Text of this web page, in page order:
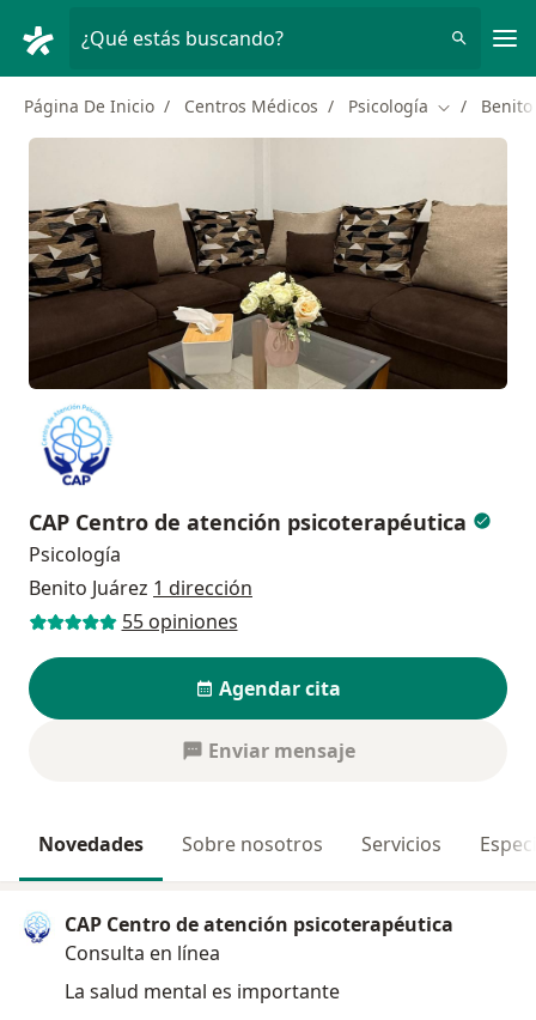
¿Qué estás buscando?
Página De Inicio Centros Médicos Psicología Cambiar de
Benito
CAP Centro de atención psicoterapéutica
Psicología
Benito Juárez 1 dirección
55 opiniones
Agendar cita
Enviar mensaje
Novedades Sobre nosotros Servicios
CAP Centro de atención psicoterapéutica
Consulta en línea
La salud mental es importante